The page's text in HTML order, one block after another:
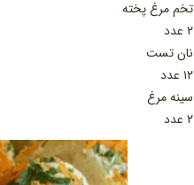
تخم مرغ پخته
۲ عدد
نان تست
۱۲ عدد
سینه‌ مرغ
۲ عدد